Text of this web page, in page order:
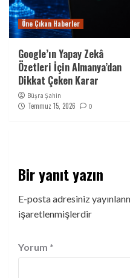
Öne Çıkan Haberler
Google’ın Yapay Zekâ
Özetleri İçin Almanya’dan
Dikkat Çeken Karar
Büşra Şahin
Temmuz 15, 2026 0
Bir yanıt yazın
E-posta adresiniz
işaretlenmişlerdir
Yorum *